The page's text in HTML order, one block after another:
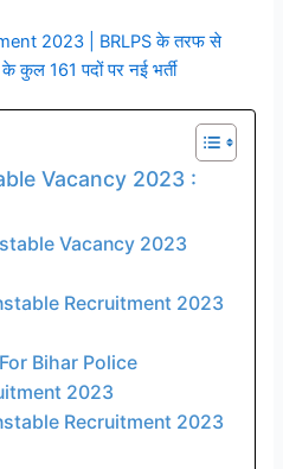
2023 | BRLPS के तरफ से
कुल 161 पदों पर नई भर्ती
Vacancy 2023 :
Vacancy 2023
Recruitment 2023
Bihar Police
2023
Recruitment 2023